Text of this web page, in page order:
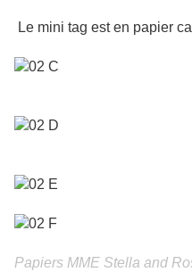
Le mini tag est en papier
Papiers MME Stella and